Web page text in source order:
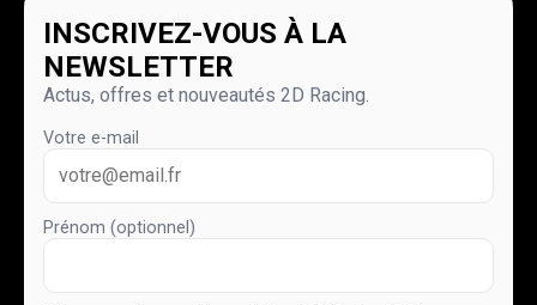
INSCRIVEZ-VOUS À LA
NEWSLETTER
Actus, offres et nouveautés 2D Racing.
Votre e-mail
Prénom (optionnel)